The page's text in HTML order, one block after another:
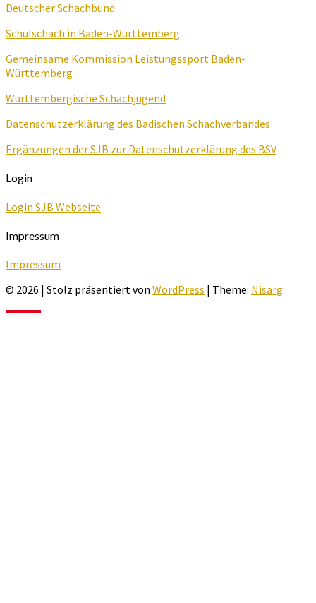
Deutscher Schachbund
Schulschach in Baden-Württemberg
Gemeinsame Kommission Leistungssport Baden-
Württemberg
Württembergische Schachjugend
Datenschutzerklärung des Badischen Schachverbandes
Ergänzungen der SJB zur Datenschutzerklärung des BSV
Login
Login SJB Webseite
Impressum
Impressum
© 2026 | Stolz präsentiert von WordPress | Theme: Nisarg